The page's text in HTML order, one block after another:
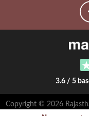
3.6 / 5
Copyright © 2026